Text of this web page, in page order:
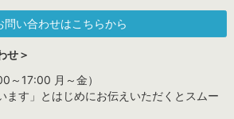
い合わせはこちらから
せ＞
17:00 月～金）
ます」とはじめにお伝えいただくとスムー